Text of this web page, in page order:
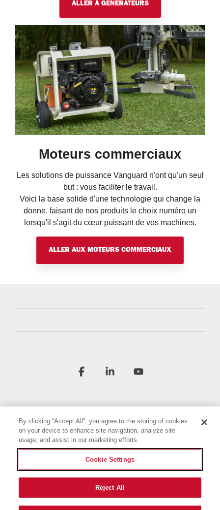
ALLER À GÉNÉRATEURS
Moteurs commerciaux
Les solutions de puissance Vanguard n'ont qu'un seul
but : vous faciliter le travail.
Voici la base solide d'une technologie qui change la
donne, faisant de nos produits le choix numéro un
lorsqu'il s'agit du cœur puissant de vos machines.
ALLER AUX MOTEURS COMMERCIAUX
Conditions générales
Politique de confidentialité
Déclaration d'accessibilité
Mentions légales
Paramètres des cookies
© 2026 Briggs & Stratton, LLC. All rights reserved.
Facebook Linkedin
By clicking “Accept All”, you agree to the storing of cookies
on your device to enhance site navigation, analyze site
usage, and assist in our marketing efforts.
Cookie Settings
Reject All